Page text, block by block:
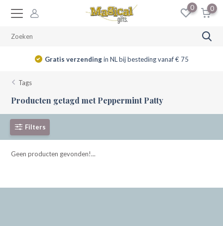
0 0
Gratis verzendingin NL bij besteding vanaf € 75
Tags
Producten getagd met Peppermint Patty
Filters
Geen producten gevonden!...